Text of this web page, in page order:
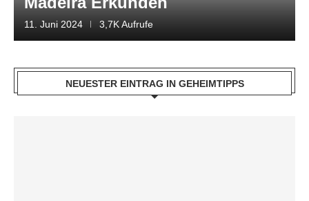
11. Juni 2024 3,7K Aufrufe
NEUESTER EINTRAG IN GEHEIMTIPPS